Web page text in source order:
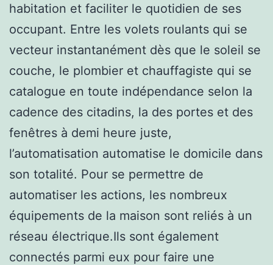
habitation et faciliter le quotidien de ses
occupant. Entre les volets roulants qui se
vecteur instantanément dès que le soleil se
couche, le plombier et chauffagiste qui se
catalogue en toute indépendance selon la
cadence des citadins, la des portes et des
fenêtres à demi heure juste,
l’automatisation automatise le domicile dans
son totalité. Pour se permettre de
automatiser les actions, les nombreux
équipements de la maison sont reliés à un
réseau électrique.Ils sont également
connectés parmi eux pour faire une